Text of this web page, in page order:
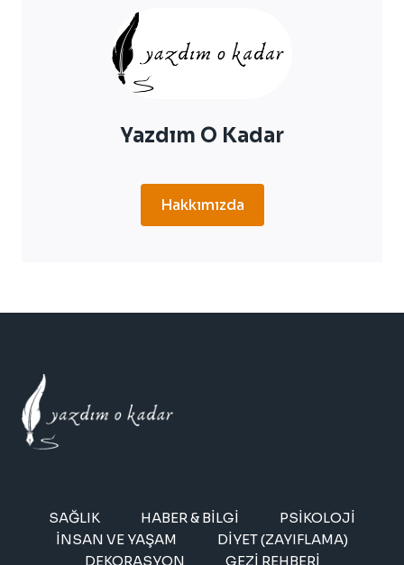
OLUNMASI
GEREKEN
ÖNEMLI
DETAYLAR
Yazdım O Kadar
Hakkımızda
SAĞLIK HABER & BILGI
PSIKOLOJI
İNSAN VE YAŞAM
DIYET (ZAYIFLAMA)
DEKORASYON
GEZI REHBERI